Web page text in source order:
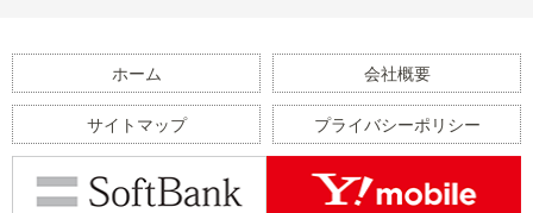
ホーム 会社概要
サイトマップ プライバシーポリシー